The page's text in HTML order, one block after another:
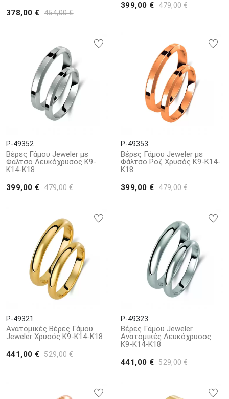
378,00 € 454,00 €
399,00 € 479,00 €
P-49352
Βέρες Γάμου Jeweler με
Φάλτσο Λευκόχρυσος Κ9-
Κ14-Κ18
399,00 € 479,00 €
P-49353
Βέρες Γάμου Jeweler με
Φάλτσο Ροζ Χρυσός Κ9-Κ14-
Κ18
399,00 € 479,00 €
P-49321
Ανατομικές Βέρες Γάμου
Jeweler Χρυσός Κ9-Κ14-Κ18
441,00 € 529,00 €
P-49323
Βέρες Γάμου Jeweler
Ανατομικές Λευκόχρυσος
Κ9-Κ14-Κ18
441,00 € 529,00 €